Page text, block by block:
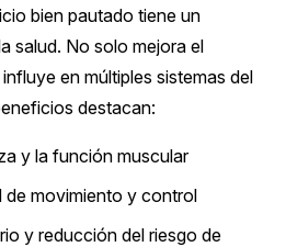
bien pautado tiene un
salud. No solo mejora el
en múltiples sistemas del
destacan:
y la función muscular
de movimiento y control
y reducción del riesgo de